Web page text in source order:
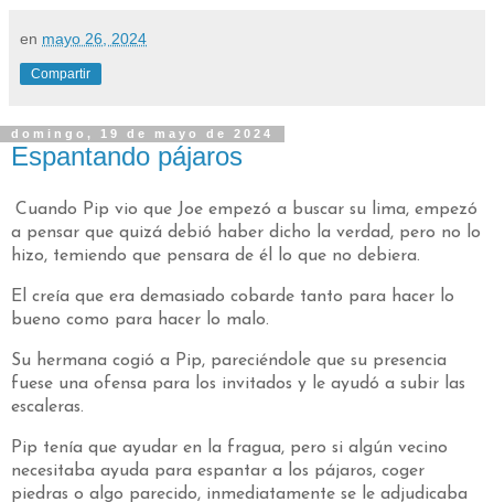
en mayo 26, 2024
Compartir
domingo, 19 de mayo de 2024
Espantando pájaros
Cuando Pip vio que Joe empezó a buscar su lima, empezó
a pensar que quizá debió haber dicho la verdad, pero no lo
hizo, temiendo que pensara de él lo que no debiera.
El creía que era demasiado cobarde tanto para hacer lo
bueno como para hacer lo malo.
Su hermana cogió a Pip, pareciéndole que su presencia
fuese una ofensa para los invitados y le ayudó a subir las
escaleras.
Pip tenía que ayudar en la fragua, pero si algún vecino
necesitaba ayuda para espantar a los pájaros, coger
piedras o algo parecido, inmediatamente se le adjudicaba